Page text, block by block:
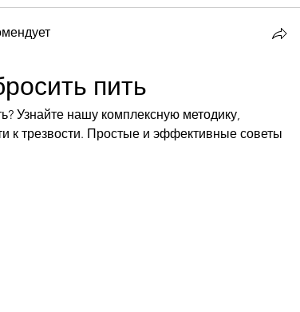
пить
Узнайте нашу комплексную методику,
к трезвости. Простые и эффективные советы